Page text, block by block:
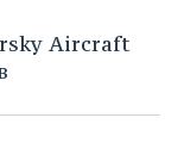
Aircraft